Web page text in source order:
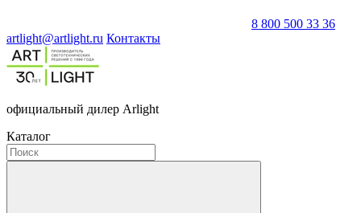
8 800 500 33 36
artlight@artlight.ru Контакты
официальный дилер Arlight
Каталог